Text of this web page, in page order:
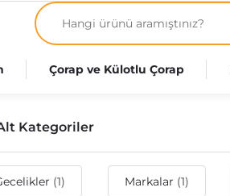
Çorap ve Külotlu Çorap
Kategoriler
(1) Markalar (1)